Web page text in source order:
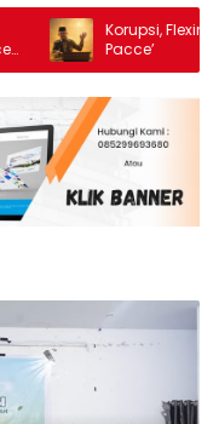
Korupsi, Flexing,
Pacce’